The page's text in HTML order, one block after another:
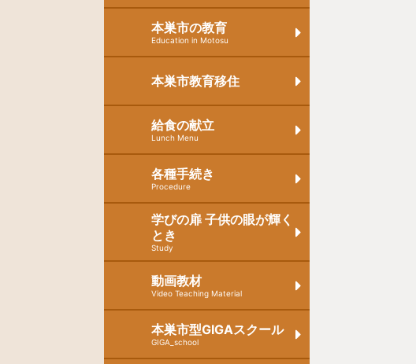
本巣市の教育
Education in Motosu
本巣市教育移住
給食の献立
Lunch Menu
各種手続き
Procedure
学びの扉 子供の眼が輝く
とき
Study
動画教材
Video Teaching Material
本巣市型GIGAスクール
GIGA_school